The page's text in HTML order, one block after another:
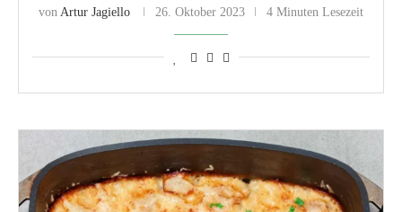
von Artur Jagiello 26. Oktober 2023 4 Minuten Lesezeit